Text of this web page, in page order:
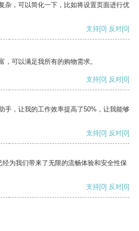
杂，可以简化一下，比如将设置页面进行优
支持[0] 反对[0]
，可以满足我所有的购物需求。
支持[0] 反对[0]
手，让我的工作效率提高了50%，让我能够
支持[0] 反对[0]
为我们带来了无限的流畅体验和安全性保
支持[0] 反对[0]